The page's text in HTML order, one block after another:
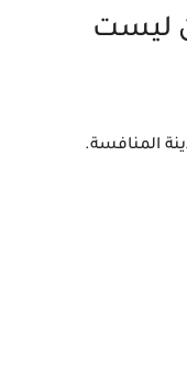
ليست
المنافسة.